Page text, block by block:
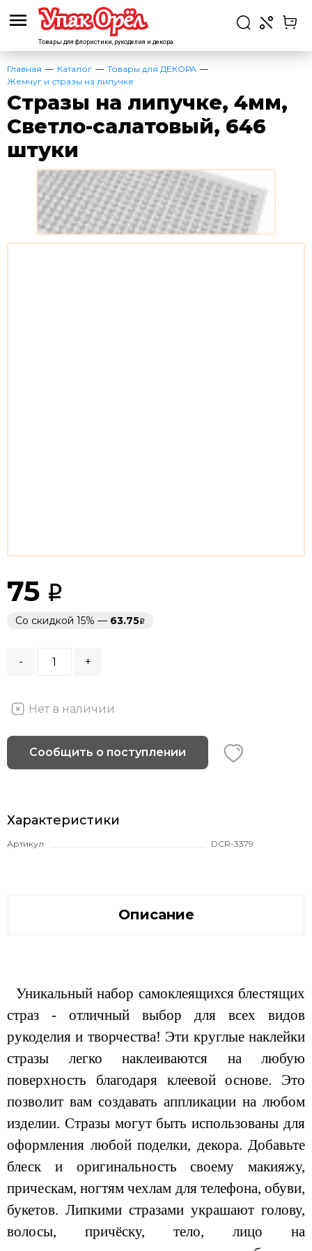
Товары для флористики, рукоделия и декора
Главная Каталог
Товары для ДЕКОРА
Жемчуг и стразы на липучке
Стразы на липучке, 4мм,
Светло-салатовый, 646
штуки
75
Со скидкой 15% — 63.75
- +
Нет в наличии
Сообщить о поступлении
Характеристики
Артикул DCR-3379
Описание
Уникальный набор самоклеящихся блестящих
страз - отличный выбор для всех видов
рукоделия и творчества! Эти круглые наклейки
стразы легко наклеиваются на любую
поверхность благодаря клеевой основе. Это
позволит вам создавать аппликации на любом
изделии. Стразы могут быть использованы для
оформления любой поделки, декора. Добавьте
блеск и оригинальность своему макияжу,
прическам, ногтям чехлам для телефона, обуви,
букетов. Липкими стразами украшают голову,
волосы, причёску, тело, лицо на